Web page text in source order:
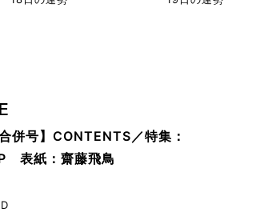
併号】CONTENTS／特集：
表紙：齋藤飛鳥